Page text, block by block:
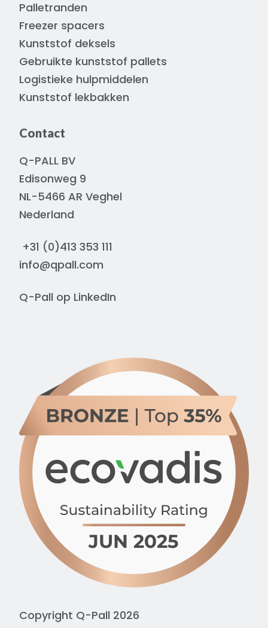
Palletranden
Freezer spacers
Kunststof deksels
Gebruikte kunststof pallets
Logistieke hulpmiddelen
Kunststof lekbakken
Contact
Q-PALL BV
Edisonweg 9
NL-5466 AR Veghel
Nederland
+31 (0)413 353 111
info@qpall.com
Q-Pall op LinkedIn
Copyright Q-Pall 2026